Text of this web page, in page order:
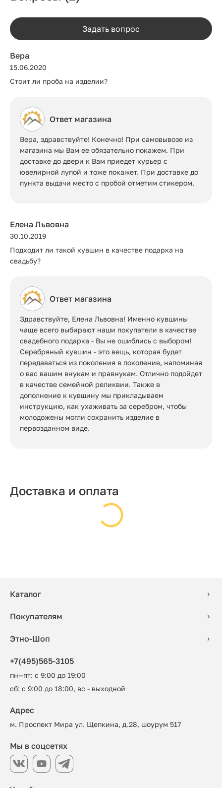
Задать вопрос
Вера
15.06.2020
Стоит ли проба на изделии?
Ответ магазина
Вера, здравствуйте! Конечно! При самовывозе из
магазина мы Вам ее обязательно покажем. При
доставке до двери к Вам приедет курьер с
ювелирной лупой и тоже покажет. При доставке до
пункта выдачи место с пробой отметим стикером.
Елена Львовна
30.10.2019
Подходит ли такой кувшин в качестве подарка на
свадьбу?
Ответ магазина
Здравствуйте, Елена Львовна! Именно кувшины
чаще всего выбирают наши покупатели в качестве
свадебного подарка - Вы не ошиблись с выбором!
Серебряный кувшин - это вещь, которая будет
передаваться из поколения в поколение, напоминая
о вас вашим внукам и правнукам. Отлично подойдет
в качестве семейной реликвии. Также в
дополнение к кувшину мы прикладываем
инструкцию, как ухаживать за серебром, чтобы
молодожены могли сохранить изделие в
первозданном виде.
Доставка и оплата
Каталог
Покупателям
Этно-Шоп
+7(495)565-3105
пн—пт: с 9:00 до 19:00
сб: с 9:00 до 18:00, вс - выходной
Адрес
м. Проспект Мира ул. Щепкина, д.28, шоурум 517
Мы в соцсетях